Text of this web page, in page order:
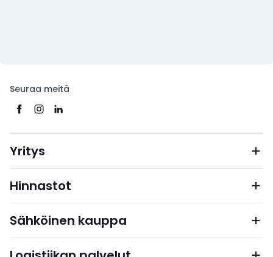
Seuraa meitä
Yritys
Hinnastot
Sähköinen kauppa